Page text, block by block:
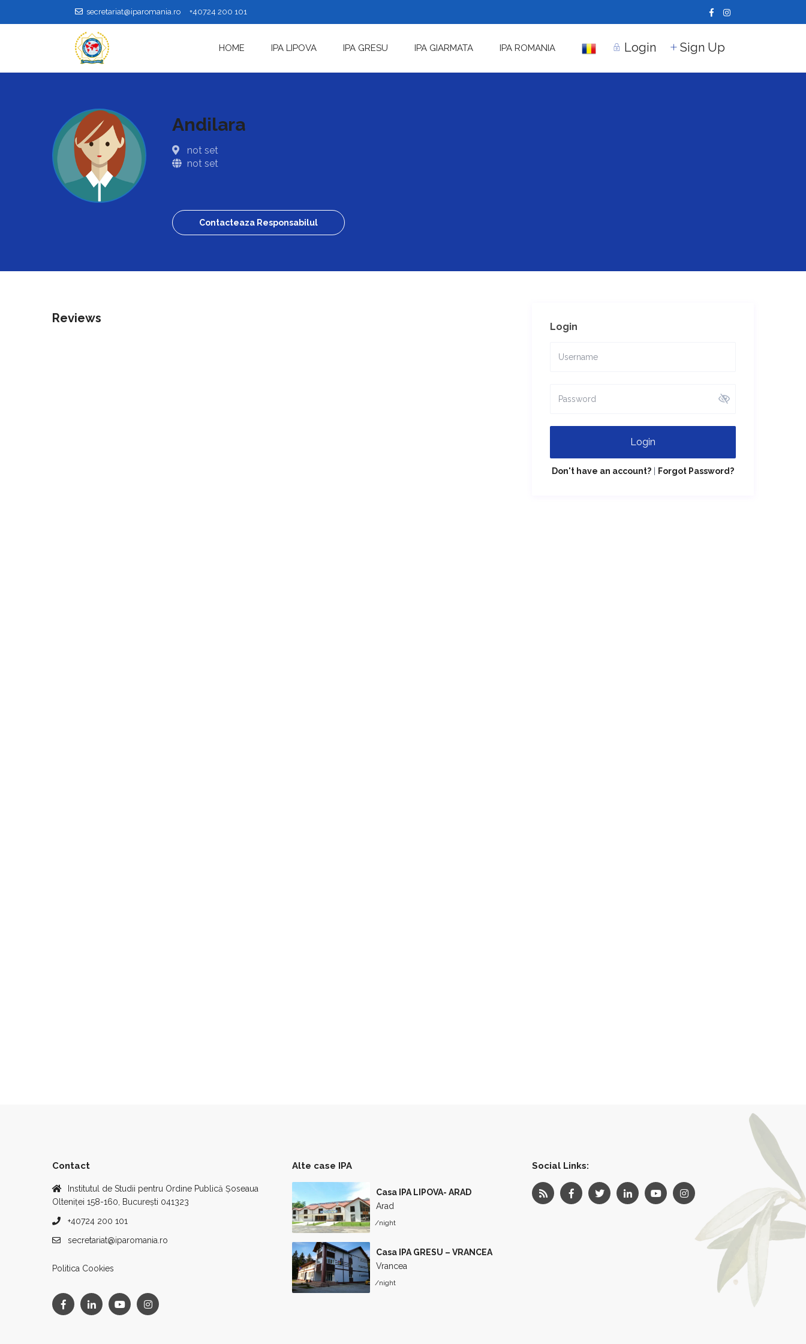
secretariat@iparomania.ro +40724 200 101
Login Sign Up
HOME IPA LIPOVA IPA GRESU IPA GIARMATA IPA ROMANIA
Andilara
not set
not set
Contacteaza Responsabilul
Reviews
Login
Login
Don't have an account? Forgot Password?
Contact
Institutul de Studii pentru Ordine Publică Șoseaua
Olteniței 158-160, București 041323
+40724 200 101
secretariat@iparomania.ro
Politica Cookies
Alte case IPA
Casa IPA LIPOVA- ARAD
Arad
/night
Casa IPA GRESU – VRANCEA
Vrancea
/night
Social Links: